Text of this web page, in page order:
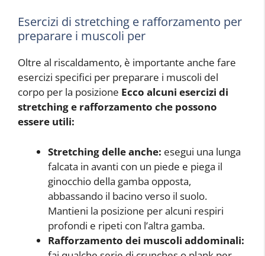
Esercizi di stretching e rafforzamento per
preparare i muscoli per
Oltre al riscaldamento, è importante anche fare
esercizi specifici per preparare i muscoli del
corpo per la posizione Ecco alcuni esercizi di
stretching e rafforzamento che possono
essere utili:
Stretching delle anche: esegui una lunga
falcata in avanti con un piede e piega il
ginocchio della gamba opposta,
abbassando il bacino verso il suolo.
Mantieni la posizione per alcuni respiri
profondi e ripeti con l’altra gamba.
Rafforzamento dei muscoli addominali: